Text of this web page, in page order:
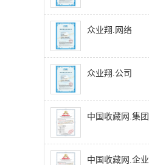
众业翔.网络
众业翔.公司
中国收藏网.集团
中国收藏网.企业